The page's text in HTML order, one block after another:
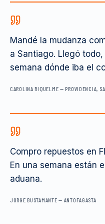
Mandé la mudanza
a Santiago. Llegó
semana dónde iba el
CAROLINA RIQUELME —PROVIDENCIA,
Compro repuestos en
En una semana están
aduana.
JORGE BUSTAMANTE — ANTOFAGASTA